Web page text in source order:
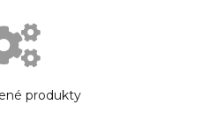
produkty